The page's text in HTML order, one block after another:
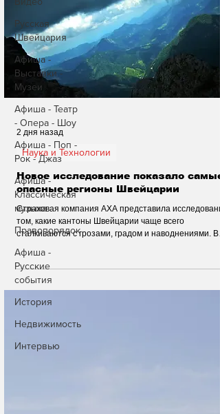
Русская
Швейцария
Афиша -
Выставки -
Музеи
Афиша - Театр
- Опера - Шоу
Афиша - Поп -
Рок - Джаз
Афиша -
Классическая
музыка
Правопорядок
Афиша -
Русские
события
История
Недвижимость
Интервью
2 дня назад
Наука и Технологии
Новое исследование показало самые
опасные регионы Швейцарии
Страховая компания AXA представила
том, какие кантоны Швейцарии чаще всего
сталкиваются с грозами, градом и наводнениями. В
какие выводы сделали специалисты.